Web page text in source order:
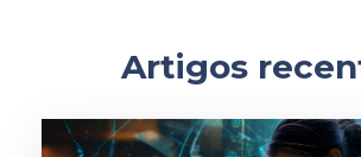
Artigos